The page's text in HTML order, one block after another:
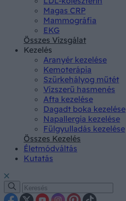
Magas CRP
Mammográfia
EKG
Összes Vizsgálat
Kezelés
Aranyér kezelése
Kemoterápia
Szürkehályog műtét
Vízszerű hasmenés
Afta kezelése
Dagadt boka kezelése
Napallergia kezelése
Fülgyulladás kezelése
Összes Kezelés
Életmódváltás
Kutatás